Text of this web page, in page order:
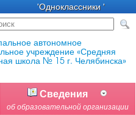
'Одноклассники '
Сведения
об образовательной организации